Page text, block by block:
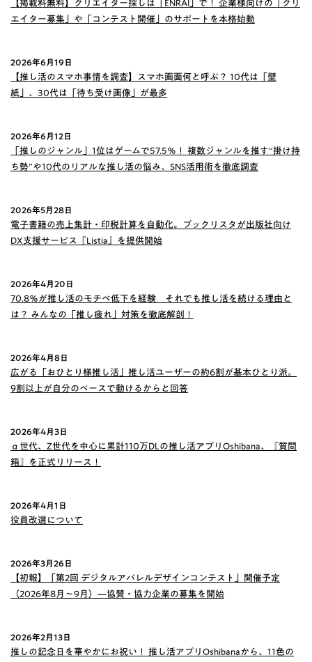
【掲載料無料】クリエイター探しは「ENRAI」で！ 企業様向けの「クリ
エイター募集」や「コンテスト開催」のサポートを本格始動
2026年6月19日
【推し活のスマホ事情を調査】スマホ画面何と呼ぶ？ 10代は「壁
紙」、30代は「待ち受け画像」が最多
2026年6月12日
「推しのジャンル」1位はゲームで57.5％！ 複数ジャンルを推す“掛け持
ち勢”や10代のリアルな推し活の悩み、SNS活用術を徹底調査
2026年5月28日
電子書籍の売上集計・印税計算を自動化。ブックリスタが出版社向け
DX支援サービス『Listia』を提供開始
2026年4月20日
70.8％が推し活のモチベ低下を経験 それでも推し活を続ける理由と
は？ みんなの「推し疲れ」対策を徹底解剖！
2026年4月8日
広がる「おひとり様推し活」推し活ユーザーの約6割が基本ひとり派。
9割以上が自分のペースで動けるからと回答
2026年4月3日
α世代、Z世代を中心に累計110万DLの推し活アプリOshibana、『質問
箱』を正式リリース！
2026年4月1日
役員改選について
2026年3月26日
【初報】「第2回 デジタルアパレルデザインコンテスト」開催予定
（2026年8月〜9月）—協賛・協力企業の募集を開始
2026年2月13日
推しの記念日を華やかにお祝い！ 推し活アプリOshibanaから、11色の